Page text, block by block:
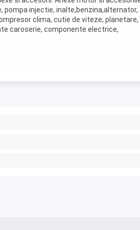
pompa injectie, inalte,benzina,alternator,
clima, cutie de viteze, planetare,
caroserie, componente electrice,
preturi ...